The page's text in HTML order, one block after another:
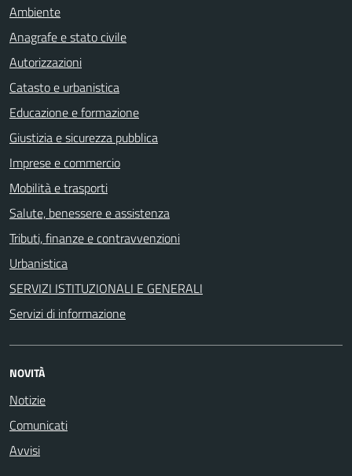
Ambiente
Anagrafe e stato civile
Autorizzazioni
Catasto e urbanistica
Educazione e formazione
Giustizia e sicurezza pubblica
Imprese e commercio
Mobilità e trasporti
Salute, benessere e assistenza
Tributi, finanze e contravvenzioni
Urbanistica
SERVIZI ISTITUZIONALI E GENERALI
Servizi di informazione
NOVITÀ
Notizie
Comunicati
Avvisi